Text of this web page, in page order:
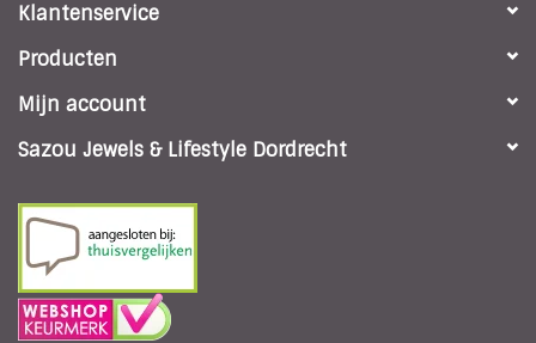
Klantenservice
Producten
Mijn account
Sazou Jewels & Lifestyle Dordrecht